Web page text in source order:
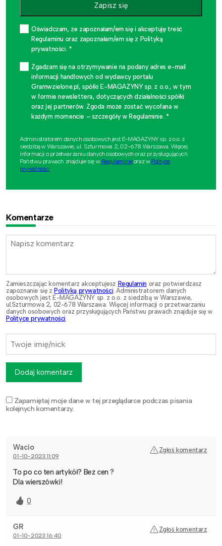
Zapisz się
Oświadczam, że zapoznałam/em się i akceptuję treść
Regulaminu oraz zapoznałam/em się z Polityką
prywatności. *
Zgadzam się na otrzymywanie na podany adres e-mail
informacji handlowych od wydawcy portalu
Gramwzielone.pl, spółki E-MAGAZYNY sp. z o.o., w tym
w formie newslettera, dotyczących działalności spółki
oraz jej partnerów. Zgoda może zostać wycofana w
każdym momencie – szczegóły w Regulaminie. *
Administratorem danych osobowych jest E-MAGAZYNY sp. z o.o. z
siedzibą w Warszawie, ul. Szturmowa 2, 02-678 Warszawa. Więcej
informacji o przetwarzaniu danych osobowych oraz przysługujących
Państwu prawach znajduje się w Regulaminieoraz w Polityce
prywatności
Komentarze
Zamieszczając komentarz akceptujesz Regulamin oraz potwierdzasz
zapoznanie się z Polityką prywatności. Administratorem danych
osobowych jest E-MAGAZYNY sp. z o.o. z siedzibą w Warszawie,
ul.Szturmowa 2, 02-678 Warszawa. Więcej informacji o przetwarzaniu
danych osobowych oraz przysługujących Państwu prawach znajduje się w
Polityce prywatności.
Zapamiętaj moje dane w tej przeglądarce podczas pisania
kolejnych komentarzy.
Dodaj komentarz
Wacio
01-10-2023 11:09
Zgłoś komentarz
To po co ten artykół? Bez cen ?
Dla wierszówki!
0
GR
01-10-2023 16:40
Zgłoś komentarz